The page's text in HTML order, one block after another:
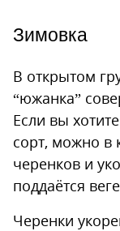
Зимовка
В открытом
“южанка”
Если вы
сорт, можно в
черенков и
поддаётся
Черенки